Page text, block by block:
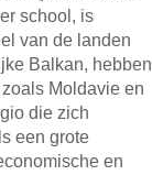
school, is
van de landen
Balkan, hebben
Moldavie en
die zich
een grote
en